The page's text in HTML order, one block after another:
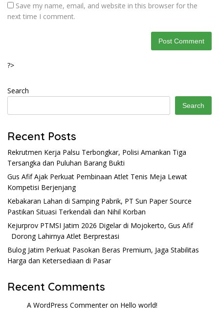
Save my name, email, and website in this browser for the
next time I comment.
?>
Search
Search
Recent Posts
Rekrutmen Kerja Palsu Terbongkar, Polisi Amankan Tiga
Tersangka dan Puluhan Barang Bukti
Gus Afif Ajak Perkuat Pembinaan Atlet Tenis Meja Lewat
Kompetisi Berjenjang
Kebakaran Lahan di Samping Pabrik, PT Sun Paper Source
Pastikan Situasi Terkendali dan Nihil Korban
Kejurprov PTMSI Jatim 2026 Digelar di Mojokerto, Gus Afif
Dorong Lahirnya Atlet Berprestasi
Bulog Jatim Perkuat Pasokan Beras Premium, Jaga Stabilitas
Harga dan Ketersediaan di Pasar
Recent Comments
A WordPress Commenteron Hello world!